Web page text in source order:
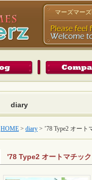
マーズマー
diary
HOME > diary > ’78 Type2 オート
'78 Type2 オートマチック